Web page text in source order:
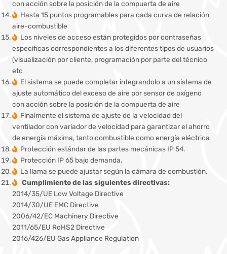
con acción sobre la posición de la compuerta de aire
Hasta 15 puntos programables para cada curva de relación
aire-combustible
Los niveles de acceso están protegidos por contraseñas
específicas correspondientes a los diferentes tipos de usuarios
(visualización por cliente, programación por parte del técnico
etc
El sistema se puede completar integrandolo a un sistema de
ajuste automático del exceso de aire por sensor de oxígeno
con acción sobre la posición de la compuerta de aire
Finalmente el sistema de ajuste de la velocidad del
ventilador con variador de velocidad para garantizar el ahorro
de energía máxima, tanto combustible como energía eléctrica
Protección estándar de las partes mecánicas IP 54.
Protección IP 65 bajo demanda.
La llama se puede ajustar según la cámara de combustión.
Cumplimiento de las siguientes directivas:
2014/35/UE Low Voltage Directive
2014/30/UE EMC Directive
2006/42/EC Machinery Directive
2011/65/EU RoHS2 Directive
2016/426/EU Gas Appliance Regulation